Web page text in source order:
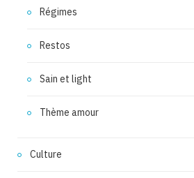
Régimes
Restos
Sain et light
Thème amour
Culture